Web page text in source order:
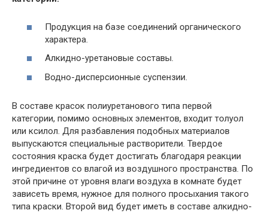
Продукция на базе соединений органического
характера.
Алкидно-уретановые составы.
Водно-дисперсионные суспензии.
В составе красок полиуретанового типа первой
категории, помимо основных элементов, входит толуол
или ксилол. Для разбавления подобных материалов
выпускаются специальные растворители. Твердое
состояния краска будет достигать благодаря реакции
ингредиентов со влагой из воздушного пространства. По
этой причине от уровня влаги воздуха в комнате будет
зависеть время, нужное для полного просыхания такого
типа краски. Второй вид будет иметь в составе алкидно-